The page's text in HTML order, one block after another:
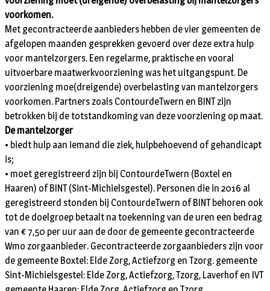
voorkomen.
Met gecontracteerde aanbieders hebben de vier gemeenten de
afgelopen maanden gesprekken gevoerd over deze extra hulp
voor mantelzorgers. Een regelarme, praktische en vooral
uitvoerbare maatwerkvoorziening was het uitgangspunt. De
voorziening moe(dreigende) overbelasting van mantelzorgers
voorkomen. Partners zoals ContourdeTwern en BINT zijn
betrokken bij de totstandkoming van deze voorziening op maat.
De mantelzorger
• biedt hulp aan iemand die ziek, hulpbehoevend of gehandicapt
is;
• moet geregistreerd zijn bij ContourdeTwern (Boxtel en
Haaren) of BINT (Sint-Michielsgestel). Personen die in 2016 al
geregistreerd stonden bij ContourdeTwern of BINT behoren ook
tot de doelgroep betaalt na toekenning van de uren een bedrag
van € 7,50 per uur aan de door de gemeente gecontracteerde
Wmo zorgaanbieder. Gecontracteerde zorgaanbieders zijn voor
de gemeente Boxtel: Elde Zorg, Actiefzorg en Tzorg. gemeente
Sint-Michielsgestel: Elde Zorg, Actiefzorg, Tzorg, Laverhof en IVT